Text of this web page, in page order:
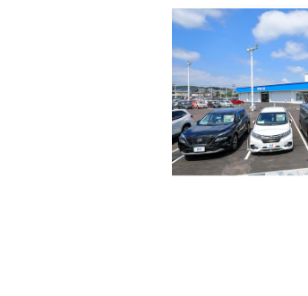
－ ETC
ランフラットタイヤ
－ フルフラットシート
シートヒーター
－ フロントカメラ
ルーフレール